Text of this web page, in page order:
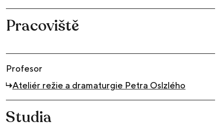
Pracoviště
Profesor
Ateliér režie a dramaturgie Petra Oslzlého
Studia